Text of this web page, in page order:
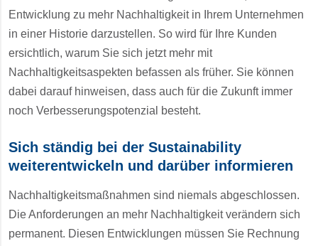
Entwicklung zu mehr Nachhaltigkeit in Ihrem Unternehmen
in einer Historie darzustellen. So wird für Ihre Kunden
ersichtlich, warum Sie sich jetzt mehr mit
Nachhaltigkeitsaspekten befassen als früher. Sie können
dabei darauf hinweisen, dass auch für die Zukunft immer
noch Verbesserungspotenzial besteht.
Sich ständig bei der Sustainability
weiterentwickeln und darüber informieren
Nachhaltigkeitsmaßnahmen sind niemals abgeschlossen.
Die Anforderungen an mehr Nachhaltigkeit verändern sich
permanent. Diesen Entwicklungen müssen Sie Rechnung